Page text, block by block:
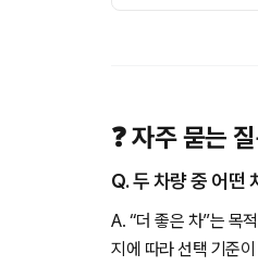
❓ 자주 묻는
Q. 두 차량 중 어떤
A. “더 좋은 차”는 목
지에 따라 선택 기준